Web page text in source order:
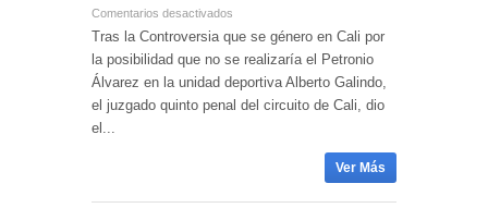
Comentarios desactivados
Tras la Controversia que se género en Cali por
la posibilidad que no se realizaría el Petronio
Álvarez en la unidad deportiva Alberto Galindo,
el juzgado quinto penal del circuito de Cali, dio
el...
Ver Más